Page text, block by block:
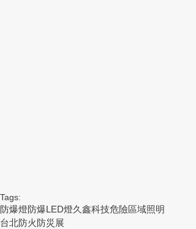
Tags:
防爆燈防爆LED燈久鑫科技危險區域照明
台北防火防災展